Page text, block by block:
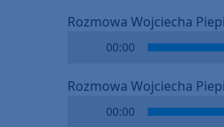
Rozmowa Wojciecha
00:00
Rozmowa Wojciecha
00:00